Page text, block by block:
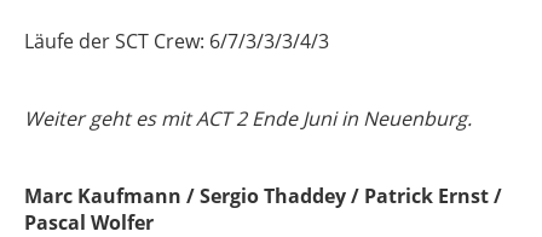
Läufe der SCT Crew: 6/7/3/3/3/4/3
Weiter geht es mit ACT 2 Ende Juni in Neuenburg.
Marc Kaufmann / Sergio Thaddey / Patrick Ernst /
Pascal Wolfer